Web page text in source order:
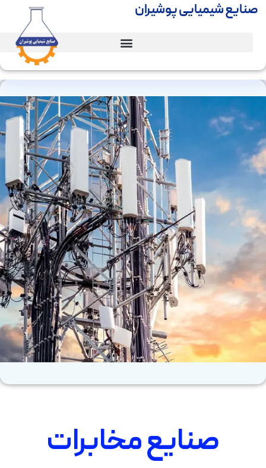
صنایع شیمیایی پوشیران
صنایع مخابرات